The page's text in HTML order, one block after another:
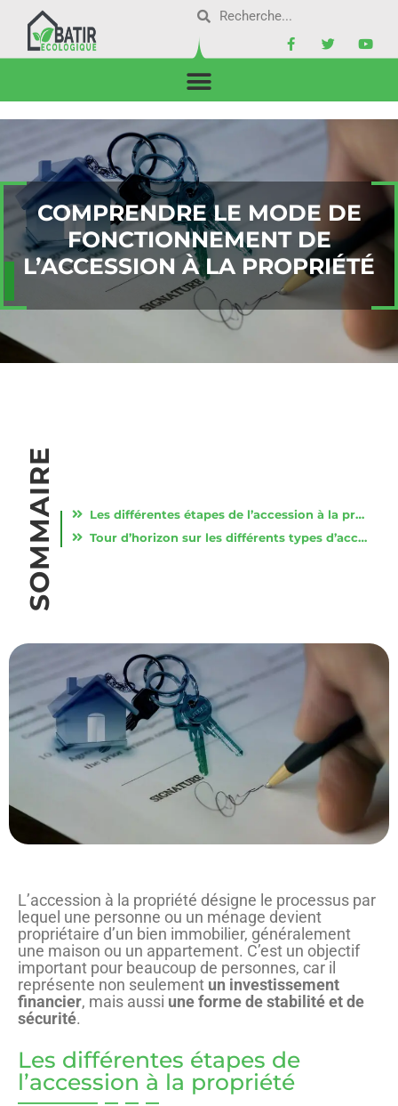
COMPRENDRE LE MODE DE
FONCTIONNEMENT DE
L’ACCESSION À LA PROPRIÉTÉ
SOMMAIRE
Les différentes étapes de l’accession à la propriété
Tour d’horizon sur les différents types d’accession à la propriété
L’accession à la propriété désigne le processus par
lequel une personne ou un ménage devient
propriétaire d’un bien immobilier, généralement
une maison ou un appartement. C’est un objectif
important pour beaucoup de personnes, car il
représente non seulement un investissement
financier, mais aussi une forme de stabilité et de
sécurité.
Les différentes étapes de
l’accession à la propriété